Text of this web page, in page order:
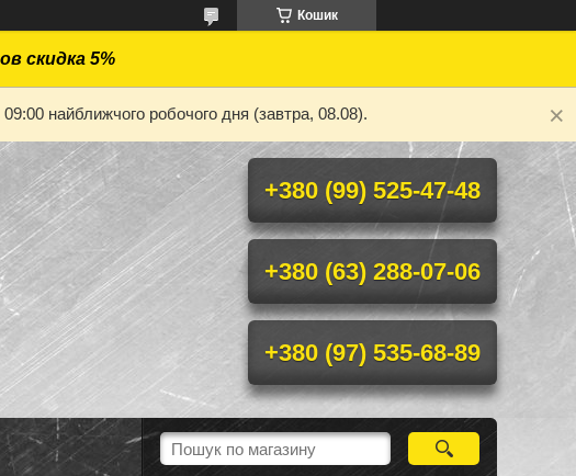
Кошик
скидка 5%
найближчого робочого дня (завтра, 08.08).
+380 (99) 525-47-48
+380 (63) 288-07-06
+380 (97) 535-68-89